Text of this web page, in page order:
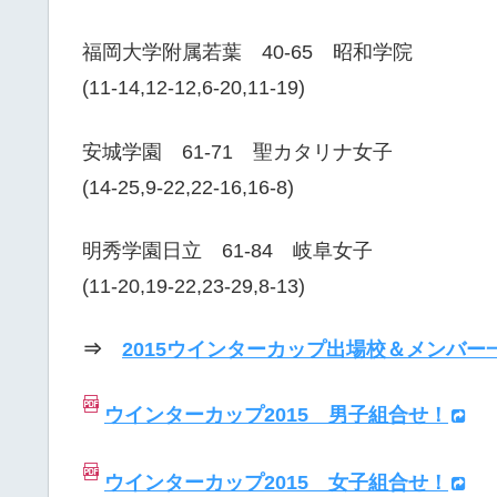
福岡大学附属若葉 40-65 昭和学院
(11-14,12-12,6-20,11-19)
安城学園 61-71 聖カタリナ女子
(14-25,9-22,22-16,16-8)
明秀学園日立 61-84 岐阜女子
(11-20,19-22,23-29,8-13)
⇒ 2015ウインターカップ出場校＆メンバー
ウインターカップ2015 男子組合せ！
ウインターカップ2015 女子組合せ！